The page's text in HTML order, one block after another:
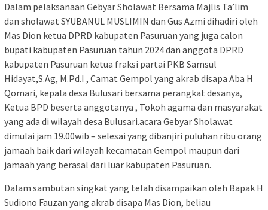
Dalam pelaksanaan Gebyar Sholawat Bersama Majlis Ta’lim
dan sholawat SYUBANUL MUSLIMIN dan Gus Azmi dihadiri oleh
Mas Dion ketua DPRD kabupaten Pasuruan yang juga calon
bupati kabupaten Pasuruan tahun 2024 dan anggota DPRD
kabupaten Pasuruan ketua fraksi partai PKB Samsul
Hidayat,S.Ag, M.Pd.I , Camat Gempol yang akrab disapa Aba H
Qomari, kepala desa Bulusari bersama perangkat desanya,
Ketua BPD beserta anggotanya , Tokoh agama dan masyarakat
yang ada di wilayah desa Bulusari.acara Gebyar Sholawat
dimulai jam 19.00wib – selesai yang dibanjiri puluhan ribu orang
jamaah baik dari wilayah kecamatan Gempol maupun dari
jamaah yang berasal dari luar kabupaten Pasuruan.
Dalam sambutan singkat yang telah disampaikan oleh Bapak H
Sudiono Fauzan yang akrab disapa Mas Dion, beliau